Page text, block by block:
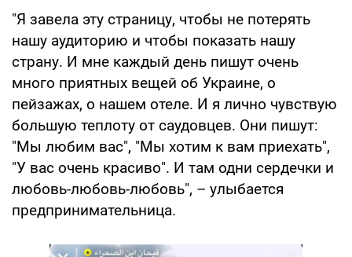
"Я завела эту страницу, чтобы не потерять
нашу аудиторию и чтобы показать нашу
страну. И мне каждый день пишут очень
много приятных вещей об Украине, о
пейзажах, о нашем отеле. И я лично чувствую
большую теплоту от саудовцев. Они пишут:
"Мы любим вас", "Мы хотим к вам приехать",
"У вас очень красиво". И там одни сердечки и
любовь-любовь-любовь", – улыбается
предпринимательница.